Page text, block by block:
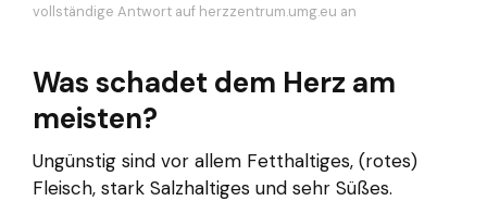
vollständige Antwort auf herzzentrum.umg.eu an
Was schadet dem Herz am
meisten?
Ungünstig sind vor allem Fetthaltiges, (rotes)
Fleisch, stark Salzhaltiges und sehr Süßes.